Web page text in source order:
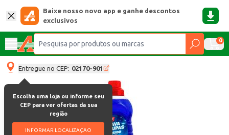
Baixe nosso novo app e ganhe descontos
exclusivos
0
Entregue no CEP: 02170-901
Escolha uma loja ou informe seu
CEP para ver ofertas da sua
região
INFORMAR LOCALIZAÇÃO